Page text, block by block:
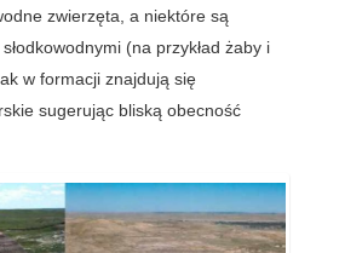
zwierzęta, a niektóre są
(na przykład żaby i
w formacji znajdują się
sugerując bliską obecność